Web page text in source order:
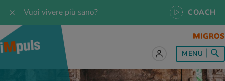
Vuoi vivere più sano? COACH
MENU